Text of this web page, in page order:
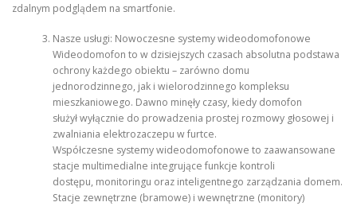
zdalnym podglądem na smartfonie.
Nasze usługi: Nowoczesne systemy wideodomofonowe
Wideodomofon to w dzisiejszych czasach absolutna podstawa
ochrony każdego obiektu – zarówno domu
jednorodzinnego, jak i wielorodzinnego kompleksu
mieszkaniowego. Dawno minęły czasy, kiedy domofon
służył wyłącznie do prowadzenia prostej rozmowy głosowej i
zwalniania elektrozaczepu w furtce.
Współczesne systemy wideodomofonowe to zaawansowane
stacje multimedialne integrujące funkcje kontroli
dostępu, monitoringu oraz inteligentnego zarządzania domem.
Stacje zewnętrzne (bramowe) i wewnętrzne (monitory)